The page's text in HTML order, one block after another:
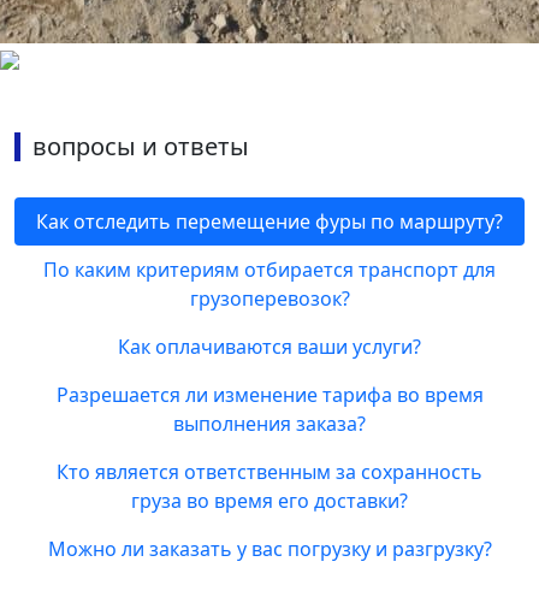
вопросы и ответы
Как отследить перемещение фуры по маршруту?
По каким критериям отбирается транспорт для
грузоперевозок?
Как оплачиваются ваши услуги?
Разрешается ли изменение тарифа во время
выполнения заказа?
Кто является ответственным за сохранность
груза во время его доставки?
Можно ли заказать у вас погрузку и разгрузку?